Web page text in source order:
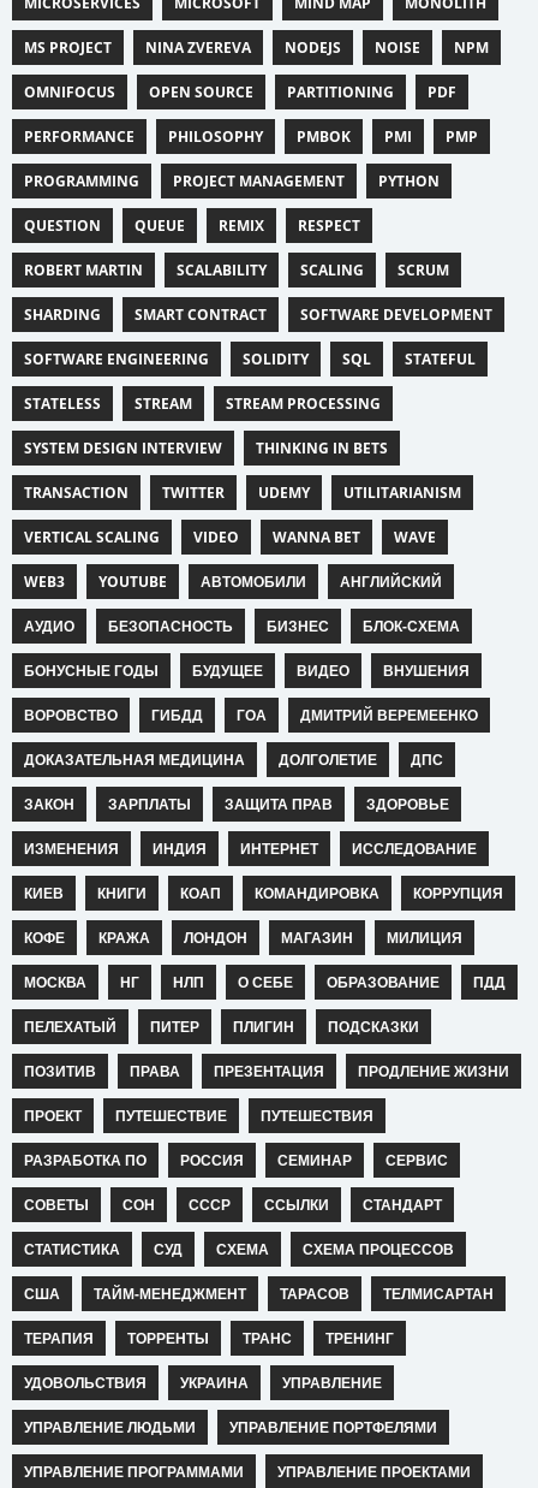
MS PROJECT NINA ZVEREVA NODEJS NOISE NPM
OMNIFOCUS OPEN SOURCE PARTITIONING PDF
PERFORMANCE PHILOSOPHY PMBOK PMI PMP
PROGRAMMING PROJECT MANAGEMENT PYTHON
QUESTION QUEUE REMIX RESPECT
ROBERT MARTIN SCALABILITY SCALING SCRUM
SHARDING SMART CONTRACT SOFTWARE DEVELOPMENT
SOFTWARE ENGINEERING SOLIDITY SQL STATEFUL
STATELESS STREAM STREAM PROCESSING
SYSTEM DESIGN INTERVIEW THINKING IN BETS
TRANSACTION TWITTER UDEMY UTILITARIANISM
VERTICAL SCALING VIDEO WANNA BET WAVE
WEB3 YOUTUBE АВТОМОБИЛИ АНГЛИЙСКИЙ
АУДИО БЕЗОПАСНОСТЬ БИЗНЕС БЛОК-СХЕМА
БОНУСНЫЕ ГОДЫ БУДУЩЕЕ ВИДЕО ВНУШЕНИЯ
ВОРОВСТВО ГИБДД ГОА ДМИТРИЙ ВЕРЕМЕЕНКО
ДОКАЗАТЕЛЬНАЯ МЕДИЦИНА ДОЛГОЛЕТИЕ ДПС
ЗАКОН ЗАРПЛАТЫ ЗАЩИТА ПРАВ ЗДОРОВЬЕ
ИЗМЕНЕНИЯ ИНДИЯ ИНТЕРНЕТ ИССЛЕДОВАНИЕ
КИЕВ КНИГИ КОАП КОМАНДИРОВКА КОРРУПЦИЯ
КОФЕ КРАЖА ЛОНДОН МАГАЗИН МИЛИЦИЯ
МОСКВА НГ НЛП О СЕБЕ ОБРАЗОВАНИЕ ПДД
ПЕЛЕХАТЫЙ ПИТЕР ПЛИГИН ПОДСКАЗКИ
ПОЗИТИВ ПРАВА ПРЕЗЕНТАЦИЯ ПРОДЛЕНИЕ ЖИЗНИ
ПРОЕКТ ПУТЕШЕСТВИЕ ПУТЕШЕСТВИЯ
РАЗРАБОТКА ПО РОССИЯ СЕМИНАР СЕРВИС
СОВЕТЫ СОН СССР ССЫЛКИ СТАНДАРТ
СТАТИСТИКА СУД СХЕМА СХЕМА ПРОЦЕССОВ
США ТАЙМ-МЕНЕДЖМЕНТ ТАРАСОВ ТЕЛМИСАРТАН
ТЕРАПИЯ ТОРРЕНТЫ ТРАНС ТРЕНИНГ
УДОВОЛЬСТВИЯ УКРАИНА УПРАВЛЕНИЕ
УПРАВЛЕНИЕ ЛЮДЬМИ УПРАВЛЕНИЕ ПОРТФЕЛЯМИ
УПРАВЛЕНИЕ ПРОГРАММАМИ УПРАВЛЕНИЕ ПРОЕКТАМИ